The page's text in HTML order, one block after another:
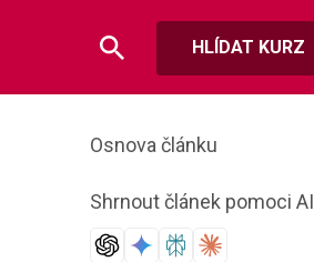
HLÍDAT KURZ
Osnova článku
Shrnout článek pomoci AI